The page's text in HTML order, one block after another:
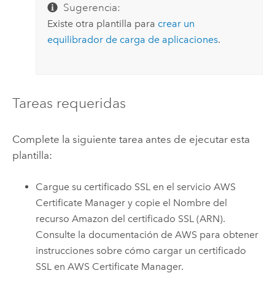
Sugerencia:
Existe otra plantilla para crear un
equilibrador de carga de aplicaciones.
Tareas requeridas
Complete la siguiente tarea antes de ejecutar esta
plantilla:
Cargue su certificado SSL en el servicioAWS
Certificate Manager y copie el Nombre del
recursoAmazon del certificado SSL (ARN).
Consulte la documentación deAWS para obtener
instrucciones sobre cómo cargar un certificado
SSL enAWS Certificate Manager.